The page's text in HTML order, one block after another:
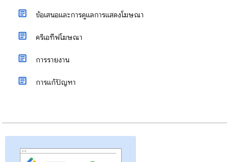
ข้อเสนอและการดูแลการแสดงโฆษณา
ครีเอทีฟโฆษณา
การรายงาน
การแก้ปัญหา